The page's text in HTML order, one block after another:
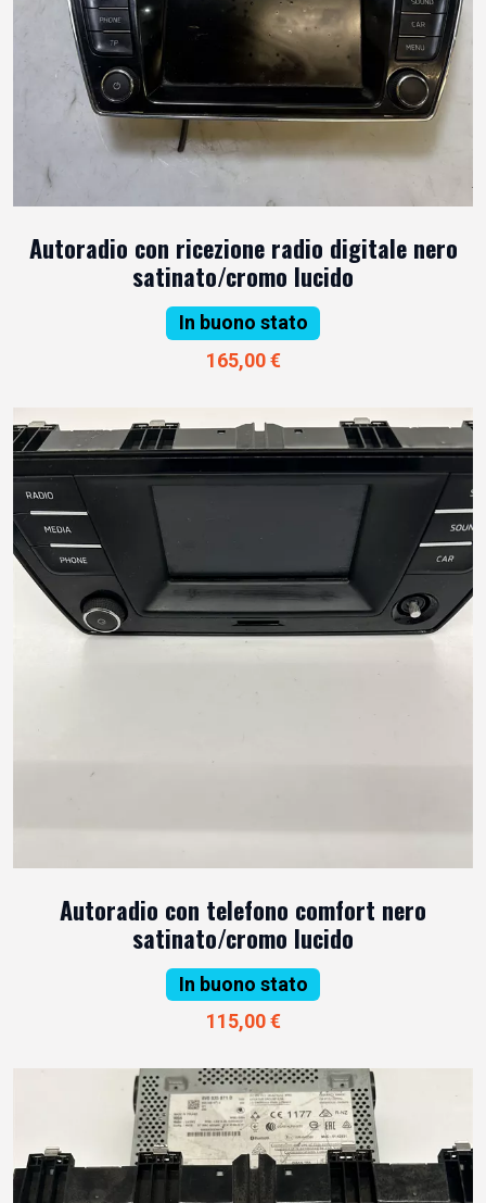
Autoradio con ricezione radio digitale nero
satinato/cromo lucido
In buono stato
165,00 €
Autoradio con telefono comfort nero
satinato/cromo lucido
In buono stato
115,00 €